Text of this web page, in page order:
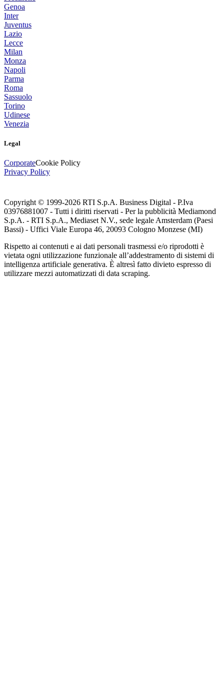
Genoa
Inter
Juventus
Lazio
Lecce
Milan
Monza
Napoli
Parma
Roma
Sassuolo
Torino
Udinese
Venezia
Legal
CorporateCookie Policy
Privacy Policy
Copyright © 1999-2026 RTI S.p.A. Business Digital - P.Iva
03976881007 - Tutti i diritti riservati - Per la pubblicità Mediamond
S.p.A. - RTI S.p.A., Mediaset N.V., sede legale Amsterdam (Paesi
Bassi) - Uffici Viale Europa 46, 20093 Cologno Monzese (MI)
Rispetto ai contenuti e ai dati personali trasmessi e/o riprodotti è
vietata ogni utilizzazione funzionale all’addestramento di sistemi di
intelligenza artificiale generativa. È altresì fatto divieto espresso di
utilizzare mezzi automatizzati di data scraping.